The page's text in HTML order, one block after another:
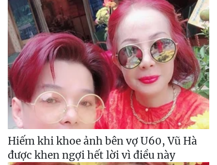
Hiếm khi khoe ảnh bên vợ U60, Vũ Hà
được khen ngợi hết lời vì điều này